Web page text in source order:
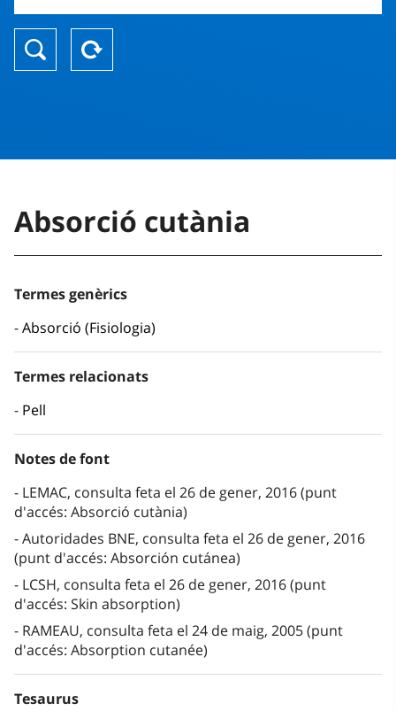
Absorció cutània
Termes genèrics
Absorció (Fisiologia)
Termes relacionats
Pell
Notes de font
LEMAC, consulta feta el 26 de gener, 2016 (punt
d'accés: Absorció cutània)
Autoridades BNE, consulta feta el 26 de gener, 2016
(punt d'accés: Absorción cutánea)
LCSH, consulta feta el 26 de gener, 2016 (punt
d'accés: Skin absorption)
RAMEAU, consulta feta el 24 de maig, 2005 (punt
d'accés: Absorption cutanée)
Tesaurus